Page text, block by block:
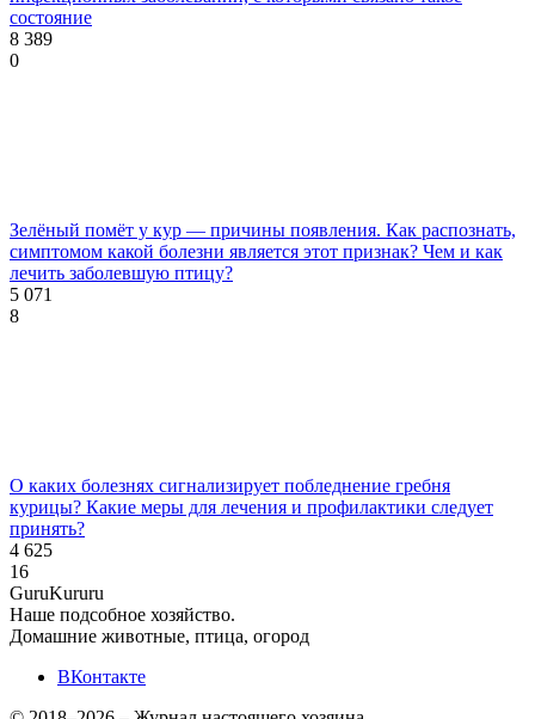
состояние
8 389
0
Зелёный помёт у кур — причины появления. Как распознать,
симптомом какой болезни является этот признак? Чем и как
лечить заболевшую птицу?
5 071
8
О каких болезнях сигнализирует побледнение гребня
курицы? Какие меры для лечения и профилактики следует
принять?
4 625
16
GuruKururu
Наше подсобное хозяйство.
Домашние животные, птица, огород
ВКонтакте